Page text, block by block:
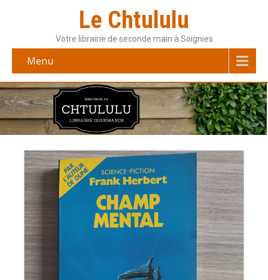
Le Chtululu
Votre librairie de seconde main à Soignies
Menu